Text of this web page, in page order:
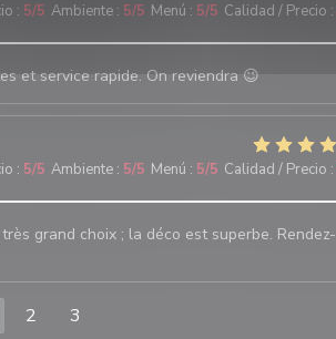
: 5/5 Ambiente: 5/5 Menú : 5/5 Calidad / Precio :
et service rapide. On reviendra 😉
: 5/5 Ambiente: 5/5 Menú : 5/5 Calidad / Precio :
grand choix ; la déco est superbe. Rendez-
2 3